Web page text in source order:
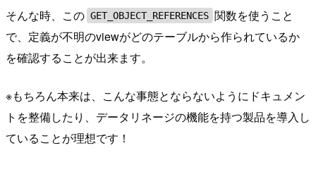
そんな時、この GET_OBJECT_REFERENCES 関数を使うこと
で、定義が不明のviewがどのテーブルから作られているか
を確認することが出来ます。
※もちろん本来は、こんな事態とならないようにドキュメン
トを整備したり、データリネージの機能を持つ製品を導入し
ていることが理想です！